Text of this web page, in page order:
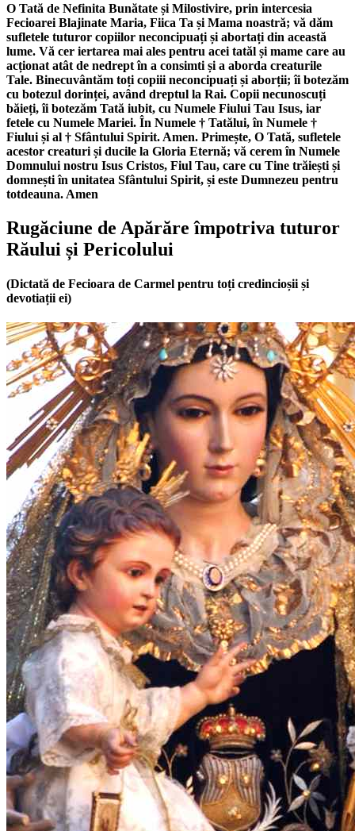
O Tată de Nefinita Bunătate și Milostivire, prin intercesia
Fecioarei Blajinate Maria, Fiica Ta și Mama noastră; vă dăm
sufletele tuturor copiilor neconcipuați și abortați din această
lume. Vă cer iertarea mai ales pentru acei tatăl și mame care au
acționat atât de nedrept în a consimti și a aborda creaturile
Tale. Binecuvântăm toți copiii neconcipuați și aborții; îi botezăm
cu botezul dorinței, având dreptul la Rai. Copii necunoscuți
băieți, îi botezăm Tată iubit, cu Numele Fiului Tau Isus, iar
fetele cu Numele Mariei. În Numele † Tatălui, în Numele †
Fiului și al † Sfântului Spirit. Amen. Primește, O Tată, sufletele
acestor creaturi și ducile la Gloria Eternă; vă cerem în Numele
Domnului nostru Isus Cristos, Fiul Tau, care cu Tine trăiești și
domnești în unitatea Sfântului Spirit, și este Dumnezeu pentru
totdeauna. Amen
Rugăciune de Apărăre împotriva tuturor
Răului și Pericolului
(Dictată de Fecioara de Carmel pentru toți credincioșii și
devotiații ei)